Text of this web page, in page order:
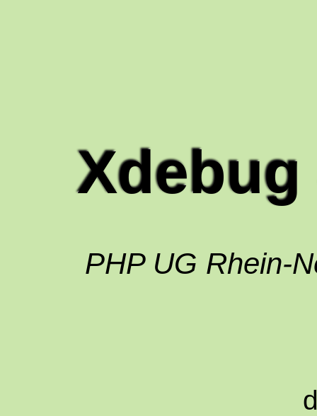
Xdebug
PHP UG Rhein-